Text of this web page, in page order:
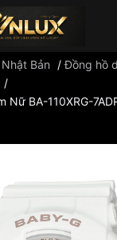
G-Shock đồng hồ Orient
Bản /Đồng hồ
/
Nữ BA-110XRG-